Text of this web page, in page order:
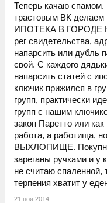
Теперь качаю спамом.
трастовым ВК делаем
ИПОТЕКА В ГОРОДЕ Н
рег свидетельства,
напарсить или дубль
свой. С каждого
напарсить статей с
ключик прижился в
групп, практически
групп с нашим
закон Паретто или
работа, а работища,
ВЫХЛОПИЩЕ.
зареганы ручками и у
не считаю спаленной,
терпения хватит у
21 ноя 2014